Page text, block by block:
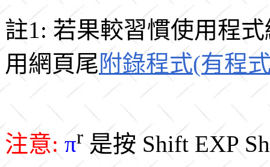
註1: 若果較習慣使用程
用網頁尾附錄程式(有程
注意: πr 是按 Shift EXP